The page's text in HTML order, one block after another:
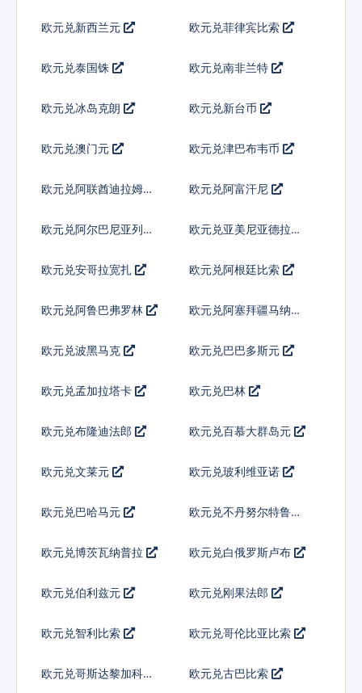
欧元兑新西兰元 欧元兑菲律宾比索
欧元兑泰国铢 欧元兑南非兰特
欧元兑冰岛克朗 欧元兑新台币
欧元兑澳门元 欧元兑津巴布韦币
欧元兑阿联酋迪拉姆流
欧元兑阿富汗尼
欧元兑阿尔巴尼亚列克 欧元兑亚美尼亚德拉姆
欧元兑安哥拉宽扎 欧元兑阿根廷比索
欧元兑阿鲁巴弗罗林 欧元兑阿塞拜疆马纳特
欧元兑波黑马克 欧元兑巴巴多斯元
欧元兑孟加拉塔卡 欧元兑巴林
欧元兑布隆迪法郎 欧元兑百慕大群岛元
欧元兑文莱元 欧元兑玻利维亚诺
欧元兑巴哈马元 欧元兑不丹努尔特鲁姆
欧元兑博茨瓦纳普拉 欧元兑白俄罗斯卢布
欧元兑伯利兹元 欧元兑刚果法郎
欧元兑智利比索 欧元兑哥伦比亚比索
欧元兑哥斯达黎加科朗 欧元兑古巴比索